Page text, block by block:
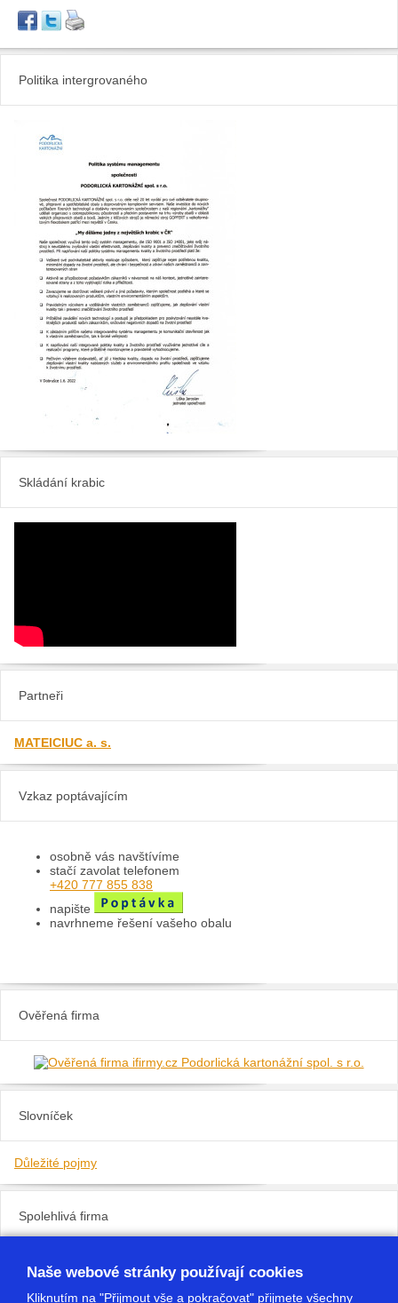
Politika intergrovaného
Skládání krabic
Partneři
MATEICIUC a. s.
Vzkaz poptávajícím
osobně vás navštívíme
stačí zavolat telefonem
+420 777 855 838
napište
navrhneme řešení vašeho obalu
Ověřená firma
Slovníček
Důležité pojmy
Spolehlivá firma
Naše webové stránky používají cookies
Kliknutím na "Přijmout vše a pokračovat" přijmete všechny